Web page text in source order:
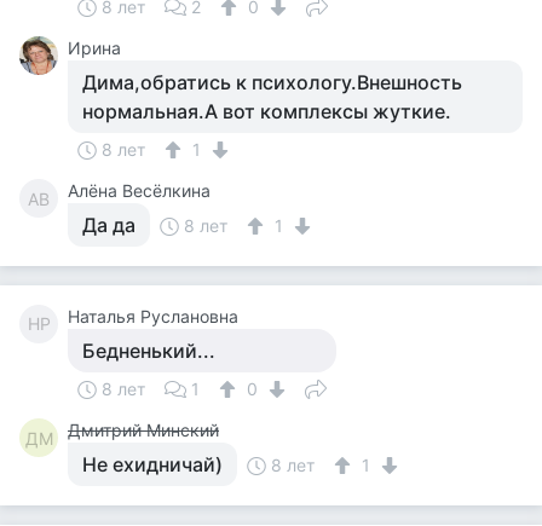
8 лет 2
0
Ирина
Дима,обратись к психологу.Внешность
нормальная.А вот комплексы жуткие.
8 лет 1
АВ Алёна Весёлкина
Да да 8 лет 1
НР Наталья Руслановна
Бедненький...
8 лет 1 0
ДМ Дмитрий Минский
Не ехидничай) 8 лет 1